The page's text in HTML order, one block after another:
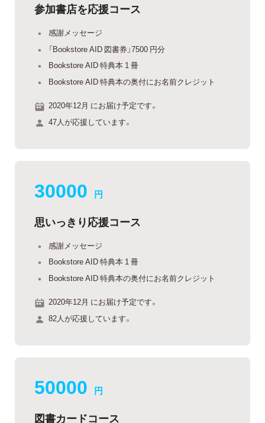
参加書店を応援コース
感謝メッセージ
「Bookstore AID 図書券」7500 円分
Bookstore AID 特典本 1 冊
Bookstore AID 特典本の奥付にお名前クレジット
2020年12月 にお届け予定です。
47人が応援しています。
30000 円
思いっきり応援コース
感謝メッセージ
Bookstore AID 特典本 1 冊
Bookstore AID 特典本の奥付にお名前クレジット
2020年12月 にお届け予定です。
82人が応援しています。
50000 円
図書カードコース